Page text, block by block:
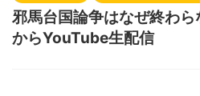
邪馬台国論争はなぜ終わ
からYouTube生配信